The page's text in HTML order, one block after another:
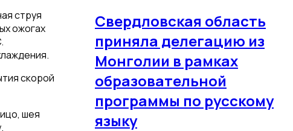
струя
ожогах
скорой
шея
Свердловская область
приняла делегацию из
Монголии в рамках
образовательной
программы по русскому
языку